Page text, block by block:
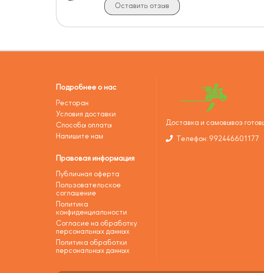
Оставить отзыв
Подробнее о нас
Ресторан
Условия доставки
Способы оплаты
Напишите нам
Правовая информация
Публичная оферта
Пользовательское
соглашение
Политика
конфиденциальности
Согласие на обработку
персональных данных
Политика обработки
персональных данных
Доставка и самовывоз
Телефон: 992446601177